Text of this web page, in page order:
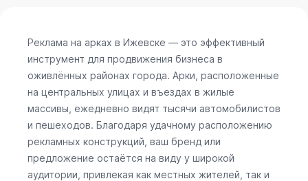
Реклама на арках в Ижевске — это эффективный
инструмент для продвижения бизнеса в
оживлённых районах города. Арки, расположенные
на центральных улицах и въездах в жилые
массивы, ежедневно видят тысячи автомобилистов
и пешеходов. Благодаря удачному расположению
рекламных конструкций, ваш бренд или
предложение остаётся на виду у широкой
аудитории, привлекая как местных жителей, так и